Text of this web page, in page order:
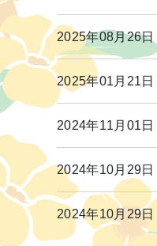
2025年08月26日
2025年01月21日
2024年11月01日
2024年10月29日
2024年10月29日